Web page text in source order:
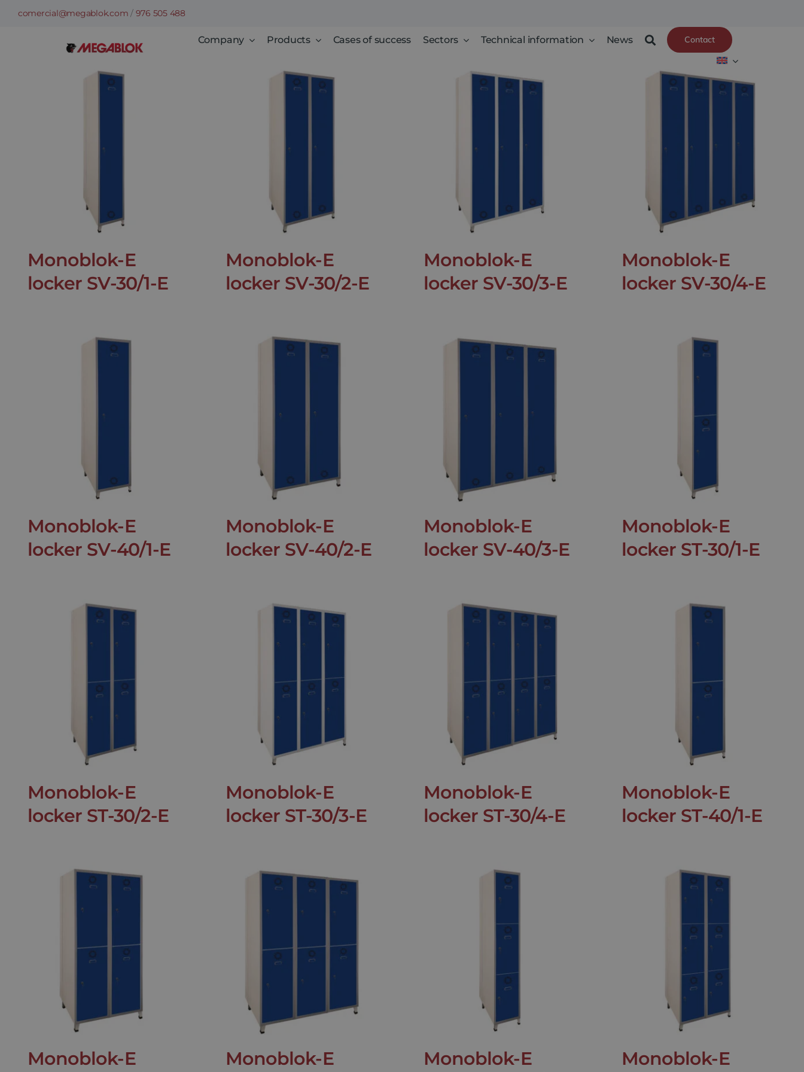
Skipcomercial@megablok.com / 976 505 488
Company Products Cases of success Sectors Technical information News Contact
Monoblok-E
locker SV-30/1-E
Monoblok-E
locker SV-30/2-E
Monoblok-E
locker SV-30/3-E
Monoblok-E
locker SV-30/4-E
Monoblok-E
locker SV-40/1-E
Monoblok-E
locker SV-40/2-E
Monoblok-E
locker SV-40/3-E
Monoblok-E
locker ST-30/1-E
Monoblok-E
locker ST-30/2-E
Monoblok-E
locker ST-30/3-E
Monoblok-E
locker ST-30/4-E
Monoblok-E
locker ST-40/1-E
Monoblok-E
Monoblok-E
Monoblok-E
Monoblok-E